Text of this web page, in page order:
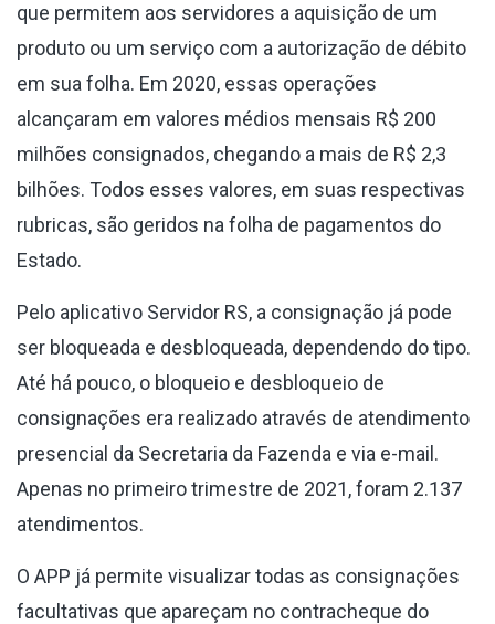
que permitem aos servidores a aquisição de um
produto ou um serviço com a autorização de débito
em sua folha. Em 2020, essas operações
alcançaram em valores médios mensais R$ 200
milhões consignados, chegando a mais de R$ 2,3
bilhões. Todos esses valores, em suas respectivas
rubricas, são geridos na folha de pagamentos do
Estado.
Pelo aplicativo Servidor RS, a consignação já pode
ser bloqueada e desbloqueada, dependendo do tipo.
Até há pouco, o bloqueio e desbloqueio de
consignações era realizado através de atendimento
presencial da Secretaria da Fazenda e via e-mail.
Apenas no primeiro trimestre de 2021, foram 2.137
atendimentos.
O APP já permite visualizar todas as consignações
facultativas que apareçam no contracheque do